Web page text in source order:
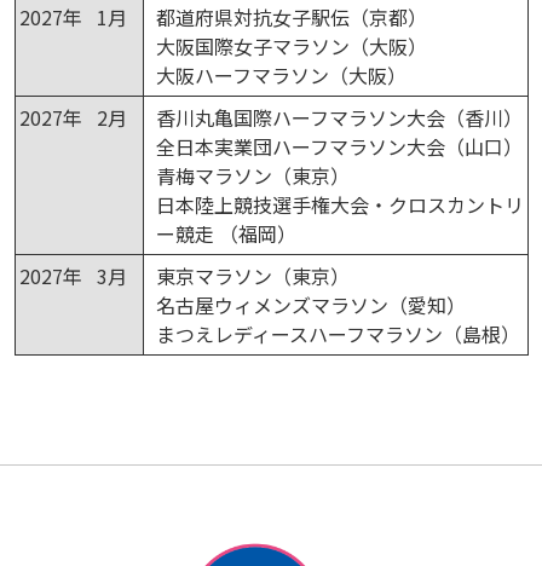
2027年 1月
都道府県対抗女子駅伝（京都）
大阪国際女子マラソン（大阪）
大阪ハーフマラソン（大阪）
2027年 2月
香川丸亀国際ハーフマラソン大会（香川）
全日本実業団ハーフマラソン大会（山口）
青梅マラソン（東京）
日本陸上競技選手権大会・クロスカントリ
ー競走 （福岡）
2027年 3月
東京マラソン（東京）
名古屋ウィメンズマラソン（愛知）
まつえレディースハーフマラソン（島根）